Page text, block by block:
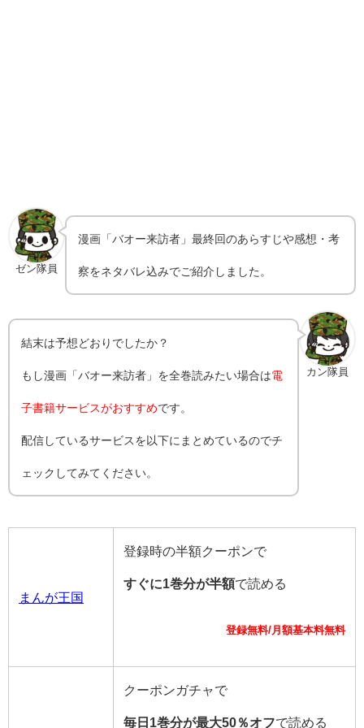
ゼン隊員
漫画「バオー来訪者 」最終回のあらすじや感想・考
察をネタバレ込みでご紹介しました。
カン隊員
結末は予想どおりでしたか？
もし漫画「 バオー来訪者 」を全巻読みたい場合は電
子書籍サービスがおすすめです。
配信しているサービスを以下にまとめているのでチ
ェックしてみてください。
まんが王国
登録時の半額クーポンで
すぐに1巻分が半額で読める
登録無料/月額基本料無料
クーポンガチャで
毎日1巻分が最大50％オフで読める